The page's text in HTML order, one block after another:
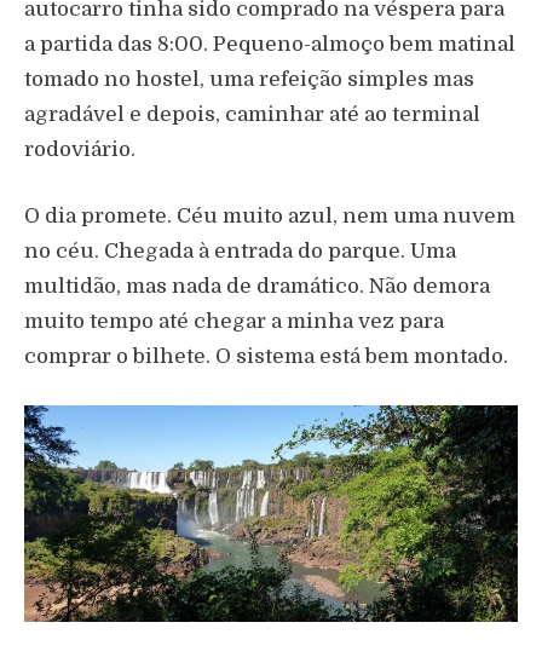
autocarro tinha sido comprado na véspera para
a partida das 8:00. Pequeno-almoço bem matinal
tomado no hostel, uma refeição simples mas
agradável e depois, caminhar até ao terminal
rodoviário.
O dia promete. Céu muito azul, nem uma nuvem
no céu. Chegada à entrada do parque. Uma
multidão, mas nada de dramático. Não demora
muito tempo até chegar a minha vez para
comprar o bilhete. O sistema está bem montado.